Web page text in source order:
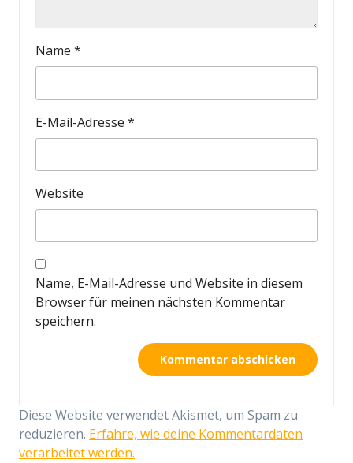
Name *
E-Mail-Adresse *
Website
Name, E-Mail-Adresse und Website in diesem
Browser für meinen nächsten Kommentar
speichern.
Diese Website verwendet Akismet, um Spam zu
reduzieren. Erfahre, wie deine Kommentardaten
verarbeitet werden.